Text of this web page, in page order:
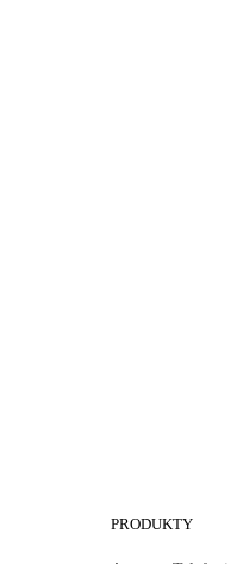
PRODUKTY